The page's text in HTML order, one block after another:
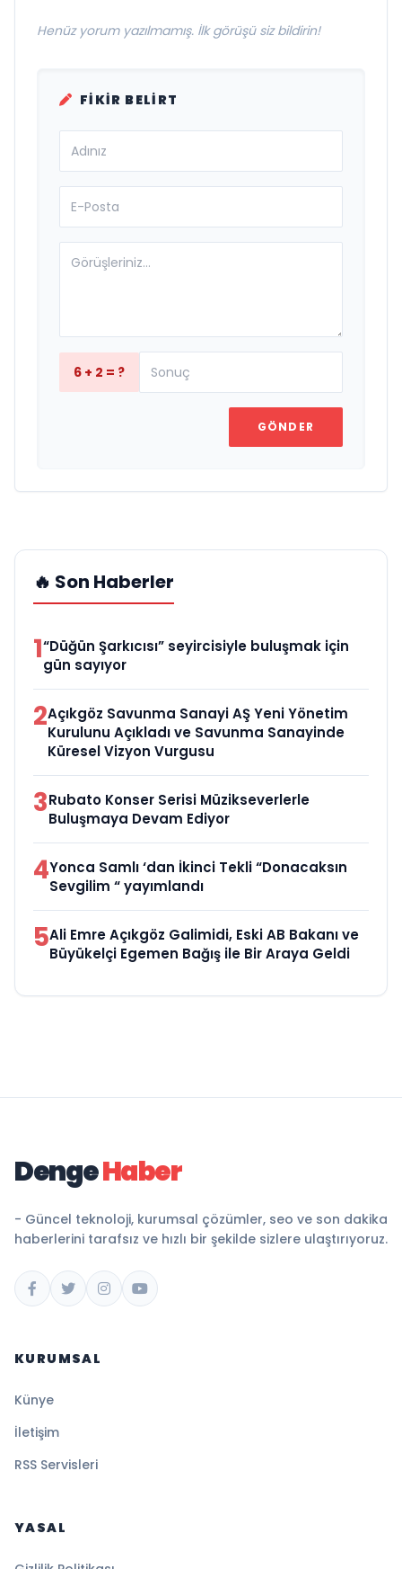
Henüz yorum yazılmamış. İlk görüşü siz bildirin!
FIKIR BELIRT
6 + 2 = ?
GÖNDER
🔥 Son Haberler
1“Düğün Şarkıcısı” seyircisiyle buluşmak için
gün sayıyor
2Açıkgöz Savunma Sanayi AŞ Yeni Yönetim
Kurulunu Açıkladı ve Savunma Sanayinde
Küresel Vizyon Vurgusu
3Rubato Konser Serisi Müzikseverlerle
Buluşmaya Devam Ediyor
4Yonca Samlı ‘dan İkinci Tekli “Donacaksın
Sevgilim “ yayımlandı
5Ali Emre Açıkgöz Galimidi, Eski AB Bakanı ve
Büyükelçi Egemen Bağış ile Bir Araya Geldi
DengeHaber
- Güncel teknoloji, kurumsal çözümler, seo ve son dakika
haberlerini tarafsız ve hızlı bir şekilde sizlere ulaştırıyoruz.
KURUMSAL
Künye
İletişim
RSS Servisleri
YASAL